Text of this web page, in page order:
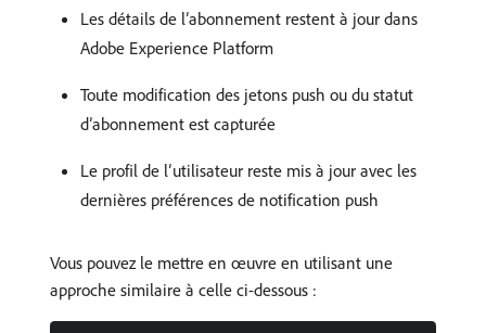
Les détails de l’abonnement restent à jour dans
Adobe Experience Platform
Toute modification des jetons push ou du statut
d’abonnement est capturée
Le profil de l’utilisateur reste mis à jour avec les
dernières préférences de notification push
Vous pouvez le mettre en œuvre en utilisant une
approche similaire à celle ci-dessous :